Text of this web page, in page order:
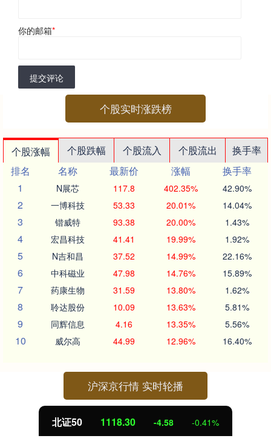
你的邮箱*
提交评论
个股实时涨跌榜
个股涨幅 个股跌幅 个股流入 个股流出
换手率
排名
名称 最新价 涨幅
换手率
1
N展芯 117.8 402.35% 42.90%
2 一博科技 53.33 20.01% 14.04%
3 锴威特 93.38 20.00% 1.43%
4 宏昌科技 41.41 19.99% 1.92%
5 N吉和昌 37.52 14.99% 22.16%
6 中科磁业 47.98 14.76% 15.89%
7 药康生物 31.59 13.80% 1.62%
8 聆达股份 10.09 13.63% 5.81%
9 同辉信息 4.16 13.35% 5.56%
10 威尔高 44.99 12.96% 16.40%
沪深京行情 实时轮播
北证50 1117.88 -5.00 -0.45%